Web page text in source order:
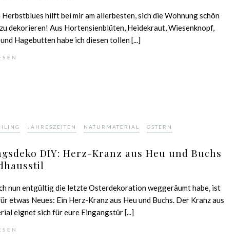
Herbstblues hilft bei mir am allerbesten, sich die Wohnung schön
dekorieren! Aus Hortensienblüten, Heidekraut, Wiesenknopf,
Hagebutten habe ich diesen tollen [...]
JAHRESZEITEN NATURMATERIAL OSTERN
DIY: Herz-Kranz aus Heu und Buchs
nun entgültig die letzte Osterdekoration weggeräumt habe, ist
etwas Neues: Ein Herz-Kranz aus Heu und Buchs. Der Kranz aus
eignet sich für eure Eingangstür [...]